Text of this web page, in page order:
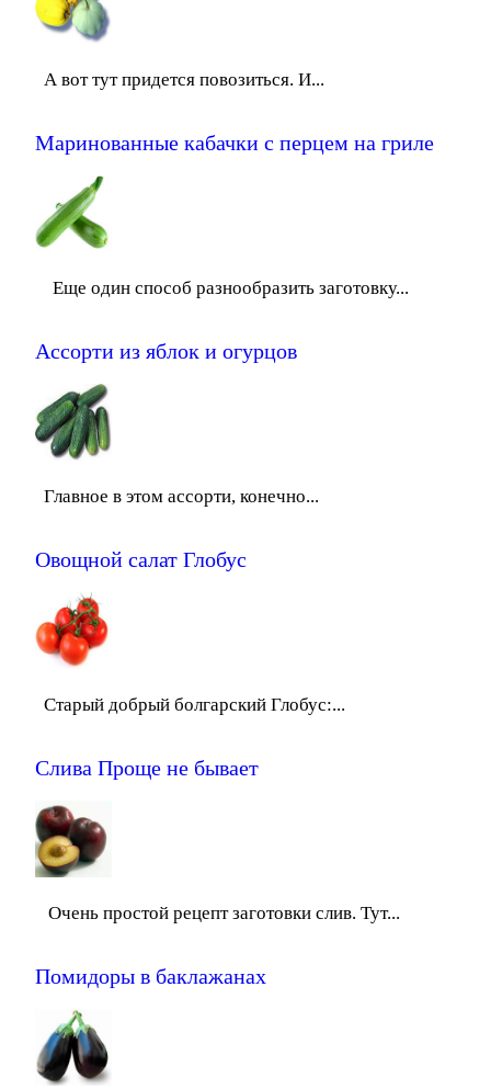
А вот тут придется повозиться. И...
Маринованные кабачки с перцем на гриле
Еще один способ разнообразить заготовку...
Ассорти из яблок и огурцов
Главное в этом ассорти, конечно...
Овощной салат Глобус
Старый добрый болгарский Глобус:...
Слива Проще не бывает
Очень простой рецепт заготовки слив. Тут...
Помидоры в баклажанах